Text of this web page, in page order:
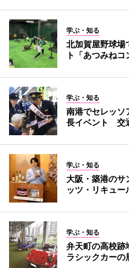
学ぶ・知る
北加賀屋野球
ト「あつみね
学ぶ・知る
南港でセレッソ
長イベント 交
学ぶ・知る
大阪・築港の
ッツ・リキュー
学ぶ・知る
弁天町の高校
ラシックカーの